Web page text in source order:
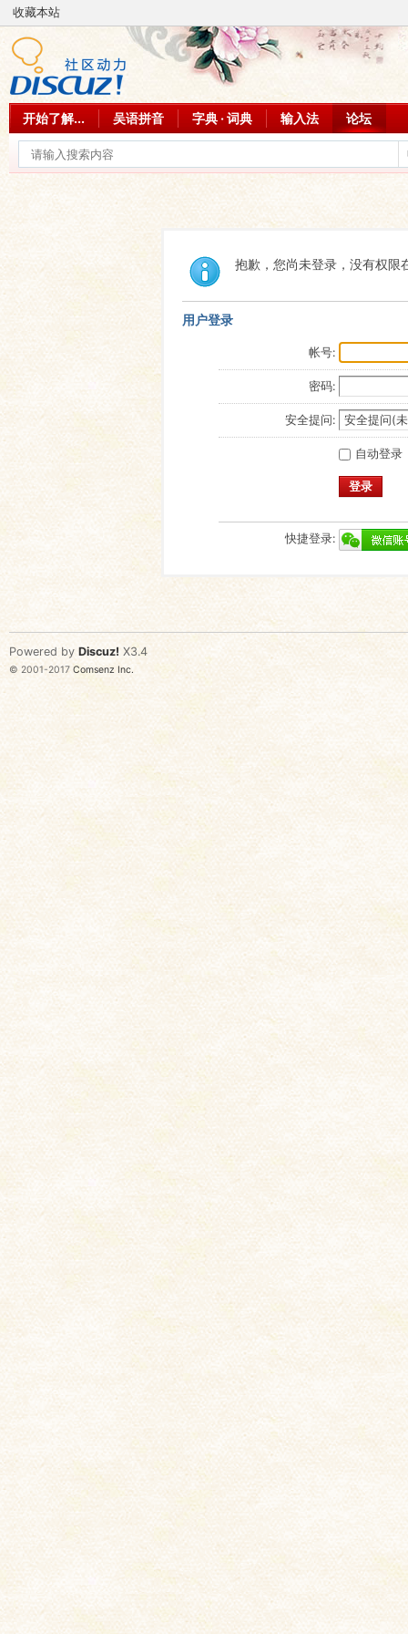
收藏本站
开始了解... 吴语拼音 字典 · 词典 输入法 论坛
抱歉，您尚未登录，没有权限
用户登录
帐号:
密码:
安全提问:
自动登录
登录
快捷登录:
Powered by Discuz! X3.4
© 2001-2017 Comsenz Inc.